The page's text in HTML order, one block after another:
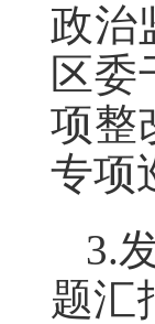
政治
区委
项整
专项
3.
题汇